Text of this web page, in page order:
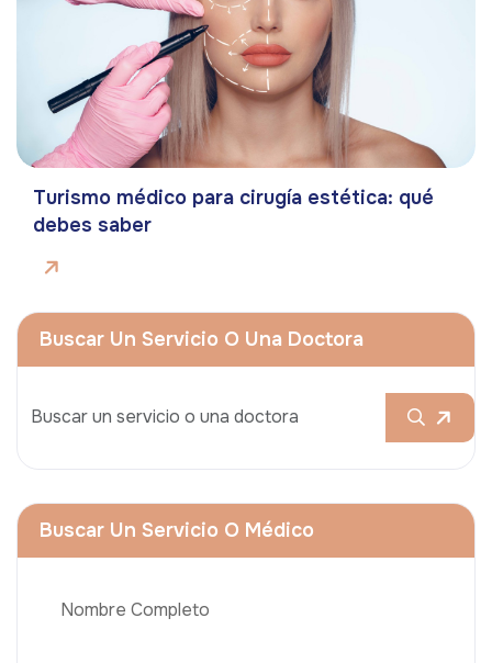
Turismo médico para cirugía estética: qué
debes saber
Buscar Un Servicio O Una Doctora
Buscar Un Servicio O Médico